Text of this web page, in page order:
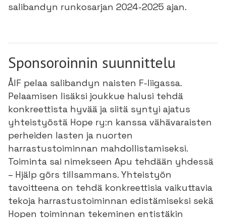
salibandyn runkosarjan 2024-2025 ajan.
Sponsoroinnin suunnittelu
ÅIF pelaa salibandyn naisten F-liigassa.
Pelaamisen lisäksi joukkue halusi tehdä
konkreettista hyvää ja siitä syntyi ajatus
yhteistyöstä Hope ry:n kanssa vähävaraisten
perheiden lasten ja nuorten
harrastustoiminnan mahdollistamiseksi.
Toiminta sai nimekseen Apu tehdään yhdessä
– Hjälp görs tillsammans. Yhteistyön
tavoitteena on tehdä konkreettisia vaikuttavia
tekoja harrastustoiminnan edistämiseksi sekä
Hopen toiminnan tekeminen entistäkin